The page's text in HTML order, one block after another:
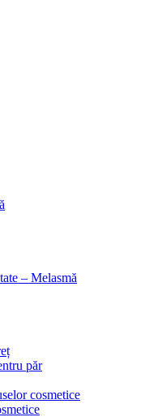
– Melasmă
păr
cosmetice